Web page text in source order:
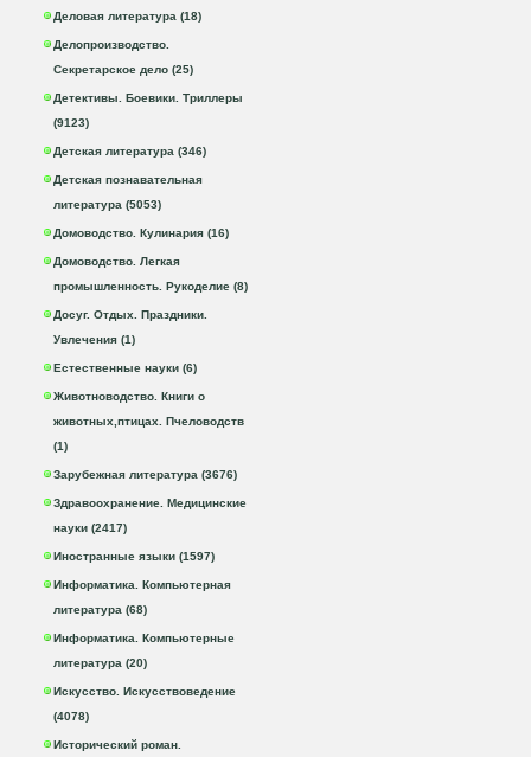
Деловая литература (18)
Делопроизводство.
Секретарское дело (25)
Детективы. Боевики. Триллеры
(9123)
Детская литература (346)
Детская познавательная
литература (5053)
Домоводство. Кулинария (16)
Домоводство. Легкая
промышленность. Рукоделие (8)
Досуг. Отдых. Праздники.
Увлечения (1)
Естественные науки (6)
Животноводство. Книги о
животных,птицах. Пчеловодств
(1)
Зарубежная литература (3676)
Здравоохранение. Медицинские
науки (2417)
Иностранные языки (1597)
Информатика. Компьютерная
литература (68)
Информатика. Компьютерные
литература (20)
Искусство. Искусствоведение
(4078)
Исторический роман.